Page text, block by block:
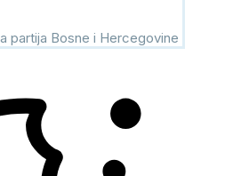
partija Bosne i Hercegovine